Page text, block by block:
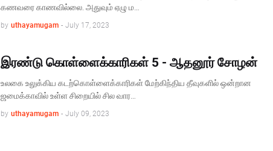
கணவரை காணவில்லை. அதுவும் ஏழு ம…
by uthayamugam - July 17, 2023
இரண்டு கொள்ளைக்காரிகள் 5 - ஆதனூர் சோழன்
உலகை உலுக்கிய கடற்கொள்ளைக்காரிகள் மேற்கிந்திய தீவுகளில் ஒன்றான
ஜமைக்காவில் உள்ள சிறையில் சில வார…
by uthayamugam - July 09, 2023